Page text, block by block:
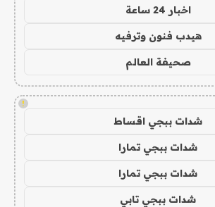
اخبار 24 ساعة
هيدب فنون وترفيه
صحيفة العالم
!
شدات ببجي اقساط
شدات ببجي تمارا
شدات ببجي تمارا
شدات ببجي تابي